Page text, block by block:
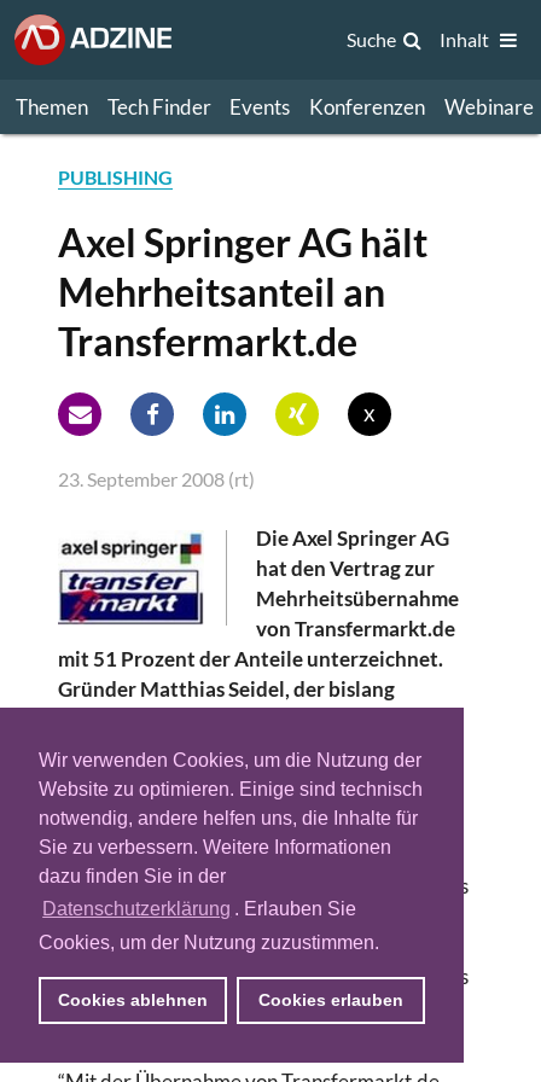
Wir verwenden Cookies, um die Nutzung der
Website zu optimieren. Einige sind technisch
notwendig, andere helfen uns, die Inhalte für
Sie zu verbessern. Weitere Informationen
dazu finden Sie in der
Datenschutzerklärung . Erlauben Sie
Cookies, um der Nutzung zuzustimmen.
Cookies ablehnen Cookies erlauben
Themen Tech Finder Events Konferenzen Webinare
Suche Inhalt
PUBLISHING
Axel Springer AG hält
Mehrheitsanteil an
Transfermarkt.de
x
23. September 2008 (rt)
Die Axel Springer AG
hat den Vertrag zur
Mehrheitsübernahme
von Transfermarkt.de
mit 51 Prozent der Anteile unterzeichnet.
Gründer Matthias Seidel, der bislang
Anteile Gesellschafter bleiben und die
Geschäfte der Fußball-Community
weiterführen sowie ihren redaktionellen
Inhalt verantworten.
Ziel der Übernahme soll die Erschließung eines
weiteren Kernmarktes innerhalb der digitalen
Medien sein. Bereits zu Anfang des Monats
hatte die Axel Springer AG die Übernahme des
Mehrheitsanteils an dem Online-Spiele-